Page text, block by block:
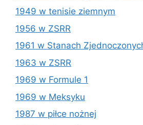
1949 w tenisie ziemnym
1956 w ZSRR
1961 w Stanach
1963 w ZSRR
1969 w Formule 1
1969 w Meksyku
1987 w piłce nożnej